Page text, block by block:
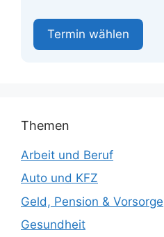
Termin wählen
Themen
Arbeit und Beruf
Auto und KFZ
Geld, Pension & Vorsorge
Gesundheit